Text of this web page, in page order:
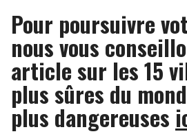
Pour poursuivre
nous vous
article sur les 15
plus sûres du
plus dangereuses